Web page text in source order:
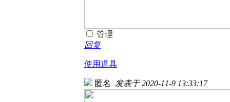
管理
回复
使用道具
匿名 发表于 2020-11-9 13:33:17